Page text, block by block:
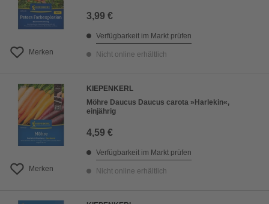
Merken
3,99 €
Verfügbarkeit im Markt prüfen
Nicht online erhältlich
Merken
KIEPENKERL
Möhre Daucus Daucus carota »Harlekin«,
einjährig
4,59 €
Verfügbarkeit im Markt prüfen
Nicht online erhältlich